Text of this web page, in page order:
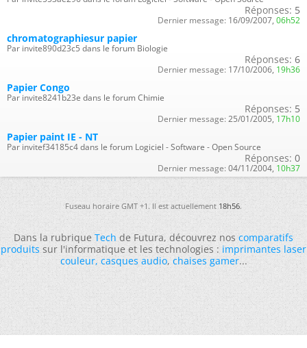
Réponses: 5
Dernier message: 16/09/2007, 06h52
chromatographiesur papier
Par invite890d23c5 dans le forum Biologie
Réponses: 6
Dernier message: 17/10/2006, 19h36
Papier Congo
Par invite8241b23e dans le forum Chimie
Réponses: 5
Dernier message: 25/01/2005, 17h10
Papier paint IE - NT
Par invitef34185c4 dans le forum Logiciel - Software - Open Source
Réponses: 0
Dernier message: 04/11/2004, 10h37
Fuseau horaire GMT +1. Il est actuellement18h56.
Dans la rubriqueTechde Futura, découvrez noscomparatifs
produitssur l'informatique et les technologies :imprimantes laser
couleur,casques audio,chaises gamer...